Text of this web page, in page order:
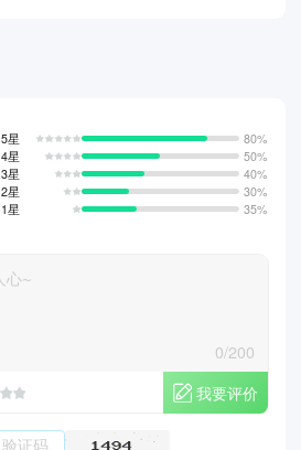
5星
80%
4星
50%
3星
40%
2星
30%
1星
35%
0/200
我要评价